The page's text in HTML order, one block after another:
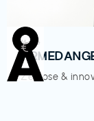
Mode
Zeitlose &
€‎